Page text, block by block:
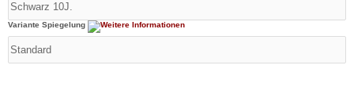
Variante Spiegelung